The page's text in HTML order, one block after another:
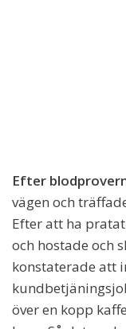
Efter
vägen och
Efter att ha
och hostade och
konstaterade att
över en kopp